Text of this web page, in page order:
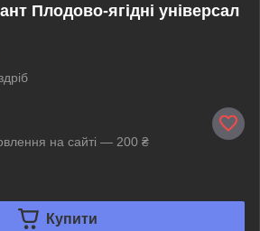
Плодово-ягідні універсал
на сайті — 200 ₴
Купити